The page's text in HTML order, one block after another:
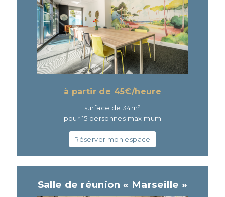
à partir de 45€/heure
surface de 34m²
pour 15 personnes maximum
Réserver mon espace
Salle de réunion « Marseille »